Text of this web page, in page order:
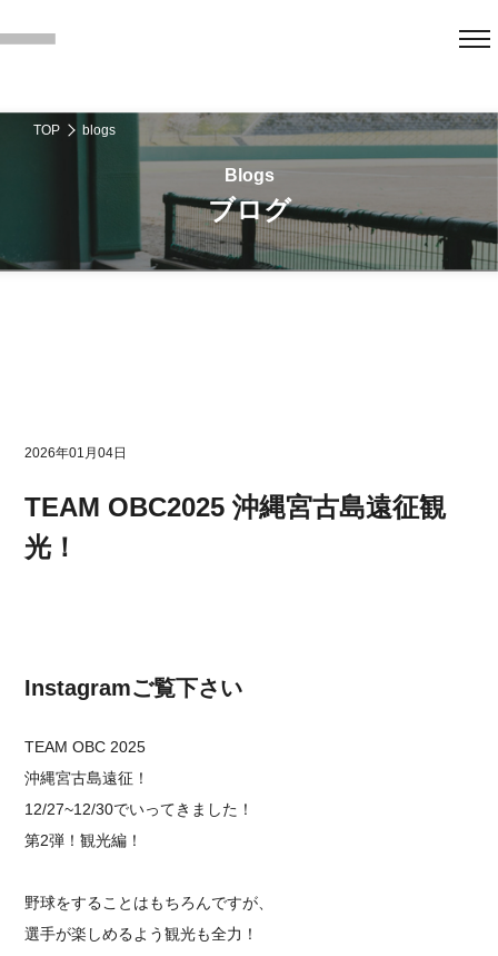
TOP blogs
ブログ
2026年01月04日
TEAM OBC2025 沖縄宮古島遠征観
光！
Instagramご覧下さい
TEAM OBC 2025
沖縄宮古島遠征！
12/27~12/30でいってきました！
第2弾！観光編！
野球をすることはもちろんですが、⁡
⁡選手が楽しめるよう観光も全力！